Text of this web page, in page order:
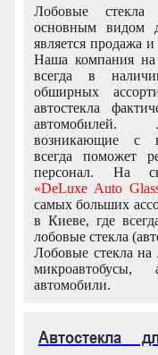
Лобовые
основным видом
является продажа и
Наша компания на
всегда в
обширных
автостекла
возникающие с
всегда поможет
персонал. На
«DeLuxe Auto
самых больших
в Киеве, где
лобовые стекла
Лобовые стекла на
микроавтобусы,
автомобили.
Автостекла